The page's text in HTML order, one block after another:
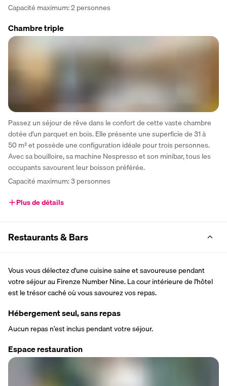
Capacité maximum: 2 personnes
Chambre triple
Passez un séjour de rêve dans le confort de cette vaste chambre
dotée d'un parquet en bois. Elle présente une superficie de 31 à
50 m² et possède une configuration idéale pour trois personnes.
Avec sa bouilloire, sa machine Nespresso et son minibar, tous les
occupants savourent leur boisson préférée.
Capacité maximum: 3 personnes
Plus de détails
Restaurants & Bars
Vous vous délectez d'une cuisine saine et savoureuse pendant
votre séjour au Firenze Number Nine. La cour intérieure de l'hôtel
est le trésor caché où vous savourez vos repas.
Hébergement seul, sans repas
Aucun repas n’est inclus pendant votre séjour.
Espace restauration